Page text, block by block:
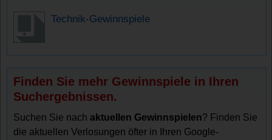
Technik-Gewinnspiele
Finden Sie mehr Gewinnspiele in Ihren
Suchergebnissen.
Suchen Sie nachaktuellen Gewinnspielen? Finden Sie
die aktuellen Verlosungen öfter in Ihren Google-